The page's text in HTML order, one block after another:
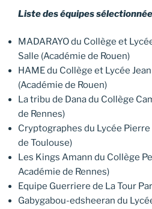
Liste des équipes
MADARAYO du Collège et
Salle (Académie de Rouen)
HAME du Collège et Lycée
(Académie de Rouen)
La tribu de Dana du Collège
de Rennes)
Cryptographes du Lycée
de Toulouse)
Les Kings Amann du Collège
Académie de Rennes)
Equipe Guerriere de La Tour
Gabygabou-edsheeran du